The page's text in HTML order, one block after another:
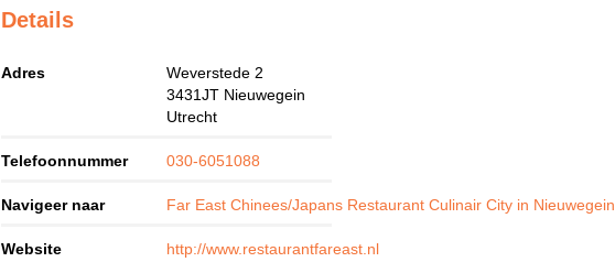
Details
Adres
Weverstede 2
3431JT Nieuwegein
Utrecht
Telefoonnummer 030-6051088
Navigeer naar Far East Chinees/Japans Restaurant Culinair City in Nieuwegein
Website http://www.restaurantfareast.nl